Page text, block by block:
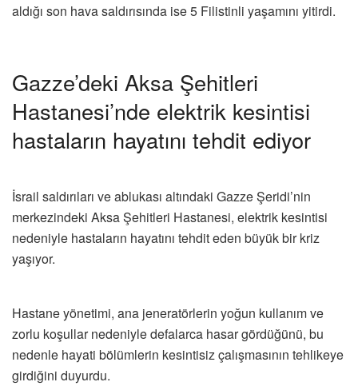
aldığı son hava saldırısında ise 5 Filistinli yaşamını yitirdi.
Gazze’deki Aksa Şehitleri
Hastanesi’nde elektrik kesintisi
hastaların hayatını tehdit ediyor
İsrail saldırıları ve ablukası altındaki Gazze Şeridi’nin
merkezindeki Aksa Şehitleri Hastanesi, elektrik kesintisi
nedeniyle hastaların hayatını tehdit eden büyük bir kriz
yaşıyor.
Hastane yönetimi, ana jeneratörlerin yoğun kullanım ve
zorlu koşullar nedeniyle defalarca hasar gördüğünü, bu
nedenle hayati bölümlerin kesintisiz çalışmasının tehlikeye
girdiğini duyurdu.